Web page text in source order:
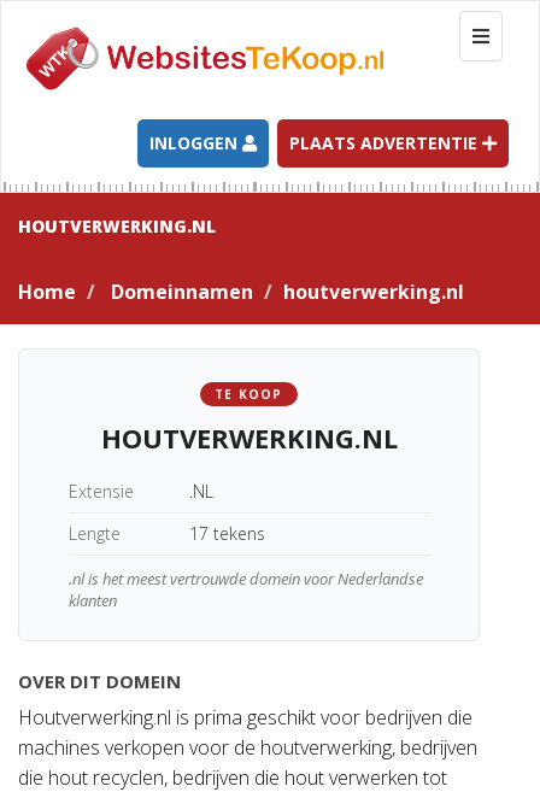
T
o
g
l
e
n
a
t
INLOGGEN PLAATS ADVERTENTIE
HOUTVERWERKING.NL
Home Domeinnamen houtverwerking.nl
TE KOOP
HOUTVERWERKING.NL
Extensie
.NL
Lengte
17 tekens
.nl is het meest vertrouwde domein voor Nederlandse
klanten
OVER DIT DOMEIN
Houtverwerking.nl is prima geschikt voor bedrijven die
machines verkopen voor de houtverwerking, bedrijven
die hout recyclen, bedrijven die hout verwerken tot